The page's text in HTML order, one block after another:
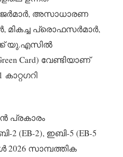
അസാധാരണ
മികച്ച പ്രൊഫസർമാർ,
യു.എസിൽ
Card) വേണ്ടിയാണ്
പ്രകാരം
(EB-2), ഇബി-5 (EB-5
2026 സാമ്പത്തിക